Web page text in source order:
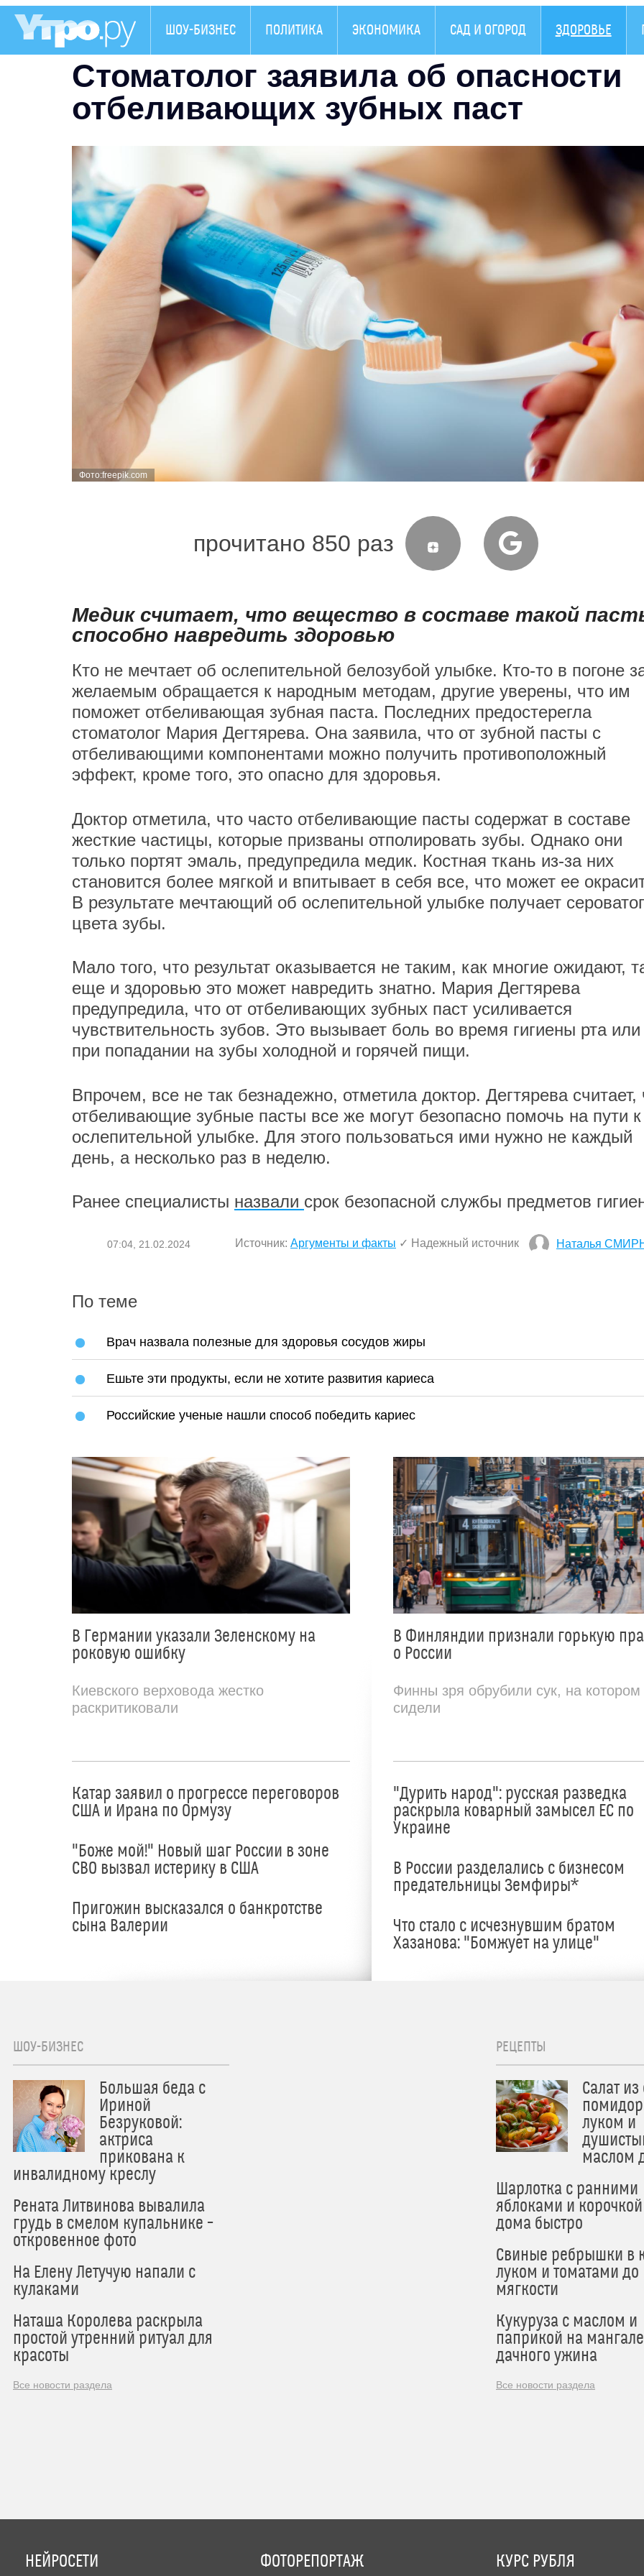
ШОУ-БИЗНЕС ПОЛИТИКА ЭКОНОМИКА САД И ОГОРОД ЗДОРОВЬЕ
Стоматолог заявила об опасности
отбеливающих зубных паст
Фото:freepik.com
прочитано 850 раз
Медик считает, что вещество в составе такой
способно навредить здоровью
Кто не мечтает об ослепительной белозубой улыбке. Кто-то в погоне
желаемым обращается к народным методам, другие уверены, что им
поможет отбеливающая зубная паста. Последних предостерегла
стоматолог Мария Дегтярева. Она заявила, что от зубной пасты с
отбеливающими компонентами можно получить противоположный
эффект, кроме того, это опасно для здоровья.
Доктор отметила, что часто отбеливающие пасты содержат в составе
жесткие частицы, которые призваны отполировать зубы. Однако они
только портят эмаль, предупредила медик. Костная ткань из-за них
становится более мягкой и впитывает в себя все, что может ее
В результате мечтающий об ослепительной улыбке получает
цвета зубы.
Мало того, что результат оказывается не таким, как многие ожидают,
еще и здоровью это может навредить знатно. Мария Дегтярева
предупредила, что от отбеливающих зубных паст усиливается
чувствительность зубов. Это вызывает боль во время гигиены рта или
при попадании на зубы холодной и горячей пищи.
Впрочем, все не так безнадежно, отметила доктор. Дегтярева считает,
отбеливающие зубные пасты все же могут безопасно помочь на пути к
ослепительной улыбке. Для этого пользоваться ими нужно не каждый
день, а несколько раз в неделю.
Ранее специалисты назвали срок безопасной службы предметов
07:04, 21.02.2024 Источник: Аргументы и факты ✓ Надежный источник Наталья
По теме
Врач назвала полезные для здоровья сосудов жиры
Ешьте эти продукты, если не хотите развития кариеса
Российские ученые нашли способ победить кариес
В Германии указали Зеленскому на
роковую ошибку
Киевского верховода жестко
раскритиковали
Катар заявил о прогрессе переговоров
США и Ирана по Ормузу
"Боже мой!" Новый шаг России в зоне
СВО вызвал истерику в США
Пригожин высказался о банкротстве
сына Валерии
В Финляндии признали горькую
о России
Финны зря обрубили сук, на котором
сидели
"Дурить народ": русская разведка
раскрыла коварный замысел ЕС по
Украине
В России разделались с бизнесом
предательницы Земфиры*
Что стало с исчезнувшим братом
Хазанова: "Бомжует на улице"
ШОУ-БИЗНЕС
Большая беда с
Ириной
Безруковой:
актриса
прикована к
инвалидному креслу
Рената Литвинова вывалила
грудь в смелом купальнике –
откровенное фото
На Елену Летучую напали с
кулаками
Наташа Королева раскрыла
простой утренний ритуал для
красоты
Все новости раздела
РЕЦЕПТЫ
Салат
луком и
маслом
Шарлотка с ранними
яблоками и
дома быстро
Свиные ребрышки в
луком и томатами до
мягкости
Кукуруза с маслом и
паприкой на
дачного ужина
Все новости раздела
НЕЙРОСЕТИ ФОТОРЕПОРТАЖ КУРС РУБЛЯ